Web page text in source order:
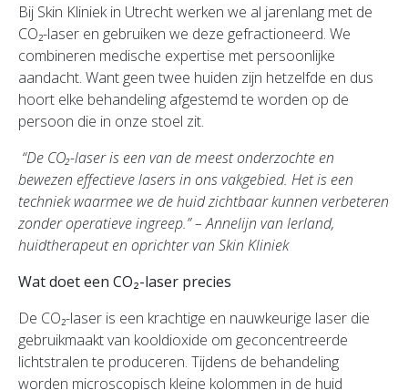
Bij Skin Kliniek in Utrecht werken we al jarenlang met de
CO₂-laser en gebruiken we deze gefractioneerd. We
combineren medische expertise met persoonlijke
aandacht. Want geen twee huiden zijn hetzelfde en dus
hoort elke behandeling afgestemd te worden op de
persoon die in onze stoel zit.
“De CO₂-laser is een van de meest onderzochte en
bewezen effectieve lasers in ons vakgebied. Het is een
techniek waarmee we de huid zichtbaar kunnen verbeteren
zonder operatieve ingreep.”– Annelijn van Ierland,
huidtherapeut en oprichter van Skin Kliniek
Wat doet een CO₂-laser precies
De CO₂-laser is een krachtige en nauwkeurige laser die
gebruikmaakt van kooldioxide om geconcentreerde
lichtstralen te produceren. Tijdens de behandeling
worden microscopisch kleine kolommen in de huid